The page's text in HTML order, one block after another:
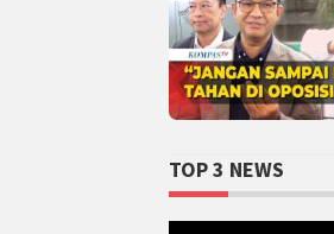
TOP 3 NEWS